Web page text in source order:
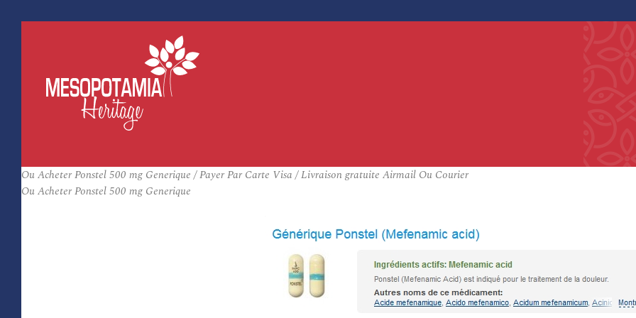
Ou Acheter Ponstel 500 mg Generique / Payer Par Carte Visa / Livraison gratuite Airmail Ou Courier
Ou Acheter Ponstel 500 mg Generique